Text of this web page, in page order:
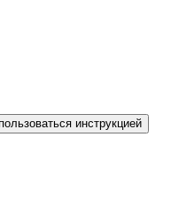
инструкцией